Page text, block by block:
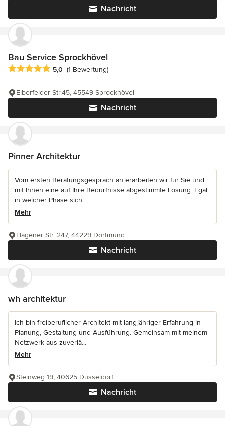
Nachricht
Bau Service Sprockhövel
Durchschnittliche Bewertung: 5 von 5 Sternen
5,0 (1 Bewertung)
Nachricht
Elberfelder Str.45, 45549 Sprockhövel
Pinner Architektur
Vom ersten Beratungsgespräch an erarbeiten wir für Sie und
mit Ihnen eine auf Ihre Bedürfnisse abgestimmte Lösung. Egal
in welcher Phase sich...
Mehr
Nachricht
Hagener Str. 247, 44229 Dortmund
wh architektur
Ich bin freiberuflicher Architekt mit langjähriger Erfahrung in
Planung, Gestaltung und Ausführung. Gemeinsam mit meinem
Netzwerk aus zuverlä...
Mehr
Nachricht
Steinweg 19, 40625 Düsseldorf